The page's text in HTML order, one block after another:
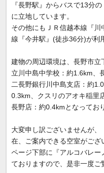
『長野駅』からバスで13分
に立地しています。
その他にもＪＲ信越本線『
線『今井駅』(徒歩36分)が利
建物の周辺環境は、長野市
立川中島中学校：約1.6km、
二長野銀行川中島支店：約
0.3km、クスリのアオキ稲里
長野店：約0.4kmとなってお
大変申し訳ございませんが
在、ご案内できる空室がござ
ページ下部に『アルコバレ
ておりますので、是非一度ご